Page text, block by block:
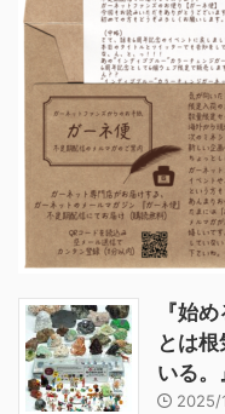
『始
とは
いる。
2025/